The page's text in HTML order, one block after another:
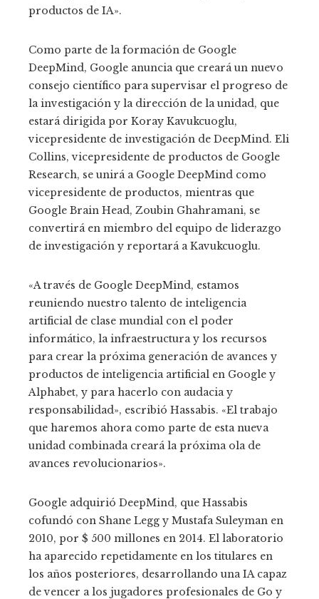
productos de IA».
Como parte de la formación de Google
DeepMind, Google anuncia que creará un nuevo
consejo científico para supervisar el progreso de
la investigación y la dirección de la unidad, que
estará dirigida por Koray Kavukcuoglu,
vicepresidente de investigación de DeepMind. Eli
Collins, vicepresidente de productos de Google
Research, se unirá a Google DeepMind como
vicepresidente de productos, mientras que
Google Brain Head, Zoubin Ghahramani, se
convertirá en miembro del equipo de liderazgo
de investigación y reportará a Kavukcuoglu.
«A través de Google DeepMind, estamos
reuniendo nuestro talento de inteligencia
artificial de clase mundial con el poder
informático, la infraestructura y los recursos
para crear la próxima generación de avances y
productos de inteligencia artificial en Google y
Alphabet, y para hacerlo con audacia y
responsabilidad», escribió Hassabis. «El trabajo
que haremos ahora como parte de esta nueva
unidad combinada creará la próxima ola de
avances revolucionarios».
Google adquirió DeepMind, que Hassabis
cofundó con Shane Legg y Mustafa Suleyman en
2010, por $ 500 millones en 2014. El laboratorio
ha aparecido repetidamente en los titulares en
los años posteriores, desarrollando una IA capaz
de vencer a los jugadores profesionales de Go y